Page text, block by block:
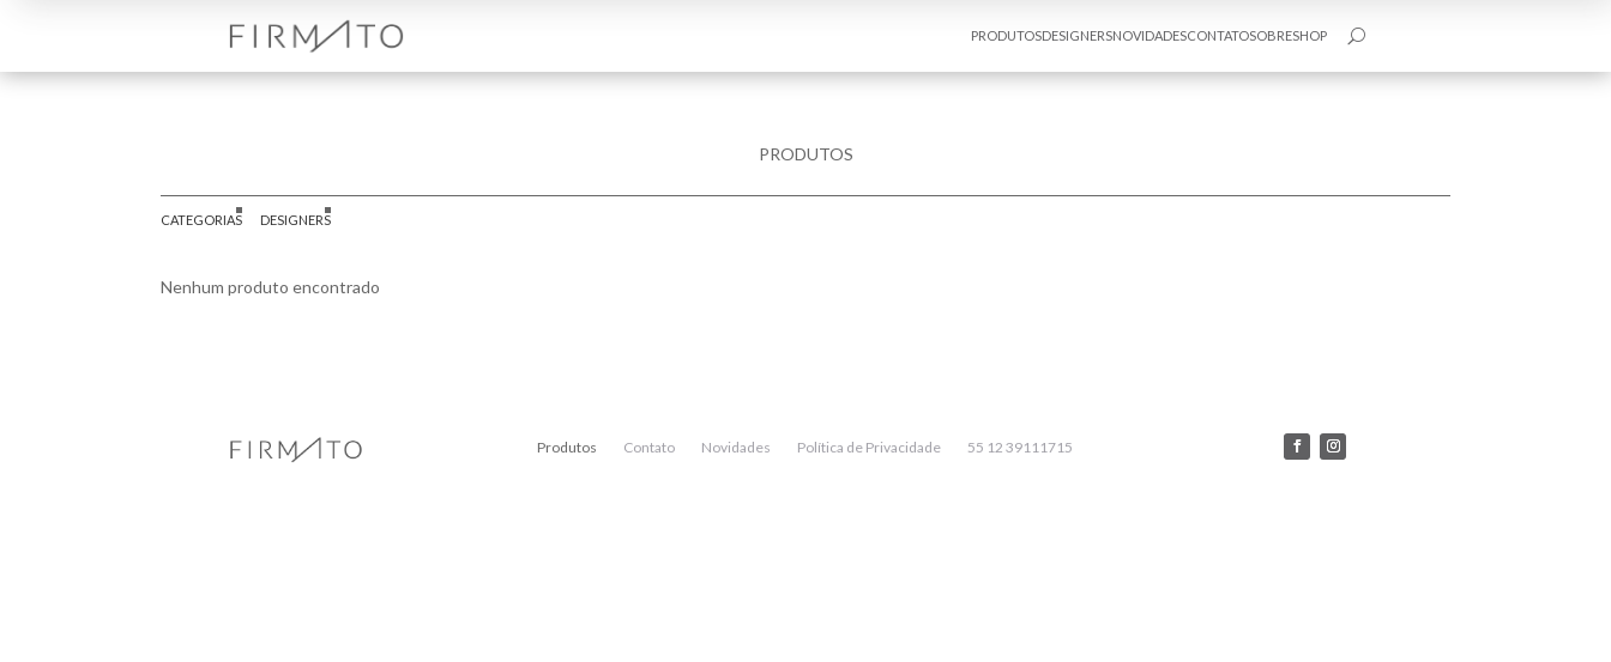
PRODUTOSDESIGNERSNOVIDADESCONTATOSOBRESHOP U
PRODUTOS
CATEGORIAS DESIGNERS
Nenhum produto encontrado
Produtos Contato Novidades Política de Privacidade 55 12 39111715